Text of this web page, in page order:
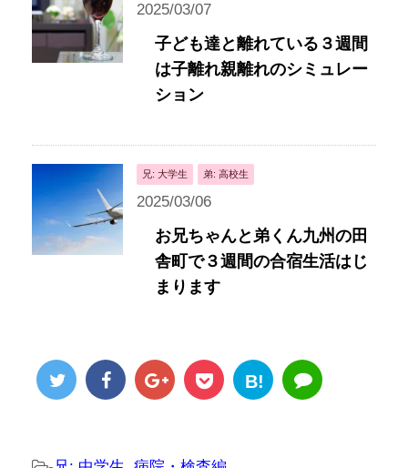
2025/03/07
子ども達と離れている３週間
は子離れ親離れのシミュレー
ション
兄: 大学生 弟: 高校生
2025/03/06
お兄ちゃんと弟くん九州の田
舎町で３週間の合宿生活はじ
まります
B!